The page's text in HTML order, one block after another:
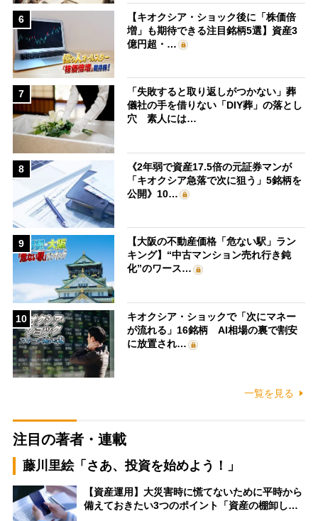
6
【キオクシア・ショック後に「株価倍
増」も期待できる注目銘柄5選】資産3
億円超・…
7
「失敗すると取り返しがつかない」葬
儀社の手を借りない「DIY葬」の落とし
穴 素人には…
8
《2年弱で資産17.5倍の元証券マンが
「キオクシア急落で次に狙う」5銘柄を
公開》10…
9
【大阪の不動産価格「危ない駅」ラン
キング】“中古マンション売れ行き鈍
化”のワース…
10
キオクシア・ショックで「次にマネー
が流れる」16銘柄 AI相場の裏で割安
に放置され…
一覧を見る
注目の著者・連載
藤川里絵「さあ、投資を始めよう！」
【資産運用】大災害時に慌てないために平時から
備えておきたい3つのポイント「資産の棚卸し…